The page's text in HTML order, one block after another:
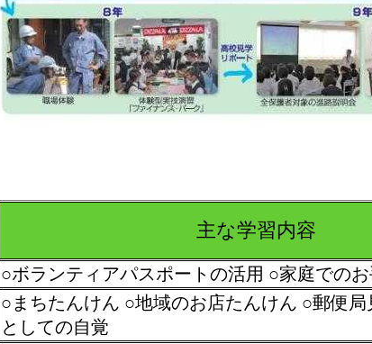
主な学習内容
○ボランティアパスポートの活用 ○家庭での
○まちたんけん ○地域のお店たんけん ○郵便局
としての自覚